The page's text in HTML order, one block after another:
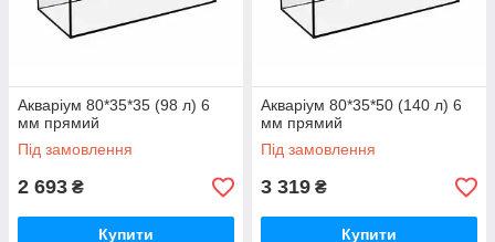
Акваріум 80*35*35 (98 л) 6
мм прямий
Під замовлення
2 693 ₴
Купити
Акваріум 80*35*50 (140 л) 6
мм прямий
Під замовлення
3 319 ₴
Купити